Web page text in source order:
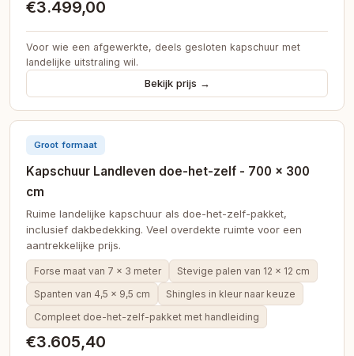
€3.499,00
Voor wie een afgewerkte, deels gesloten kapschuur met
landelijke uitstraling wil.
Bekijk prijs →
Groot formaat
Kapschuur Landleven doe-het-zelf - 700 × 300
cm
Ruime landelijke kapschuur als doe-het-zelf-pakket,
inclusief dakbedekking. Veel overdekte ruimte voor een
aantrekkelijke prijs.
Forse maat van 7 × 3 meter
Stevige palen van 12 × 12 cm
Spanten van 4,5 × 9,5 cm
Shingles in kleur naar keuze
Compleet doe-het-zelf-pakket met handleiding
€3.605,40